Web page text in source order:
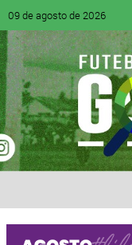
09 de agosto de 2026